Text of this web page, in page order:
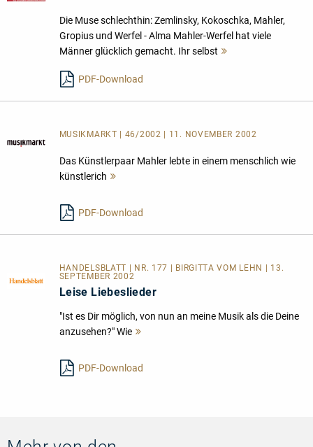
Die Muse schlechthin: Zemlinsky, Kokoschka, Mahler,
Gropius und Werfel - Alma Mahler-Werfel hat viele
Männer glücklich gemacht. Ihr selbst
PDF-Download
MUSIKMARKT | 46/2002 | 11. NOVEMBER 2002
Das Künstlerpaar Mahler lebte in einem menschlich wie
künstlerich
PDF-Download
HANDELSBLATT | NR. 177 | BIRGITTA VOM LEHN | 13.
SEPTEMBER 2002
Leise Liebeslieder
"Ist es Dir möglich, von nun an meine Musik als die Deine
anzusehen?" Wie
PDF-Download